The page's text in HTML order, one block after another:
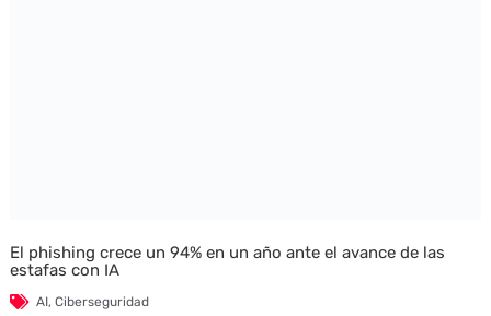
El phishing crece un 94% en un año ante el avance de las
estafas con IA
AI, Ciberseguridad